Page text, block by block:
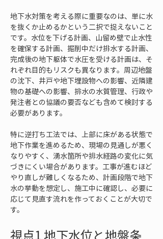
地下水対策を考える際に重要なのは、単に水
を抜くか止めるかという二択で捉えないこと
です。水位を下げる計画、山留め壁で止水性
を確保する計画、掘削中だけ排水する計画、
完成後の地下躯体で水圧を受ける計画は、そ
れぞれ目的もリスクも異なります。周辺地盤
の沈下、井戸や地下埋設物への影響、近隣建
物の基礎への影響、排水の水質管理、行政や
発注者との協議の要否なども含めて検討する
必要があります。
特に逆打ち工法では、上部に床がある状態で
地下作業を進めるため、現場の見通しが悪く
なりやすく、湧水箇所や排水経路の変化に気
づきにくい場合があります。工事が進むほど
やり直しが難しくなるため、計画段階で地下
水の挙動を想定し、施工中に確認し、必要に
応じて見直す流れを作っておくことが大切で
す。
視点1 地下水位と地盤条